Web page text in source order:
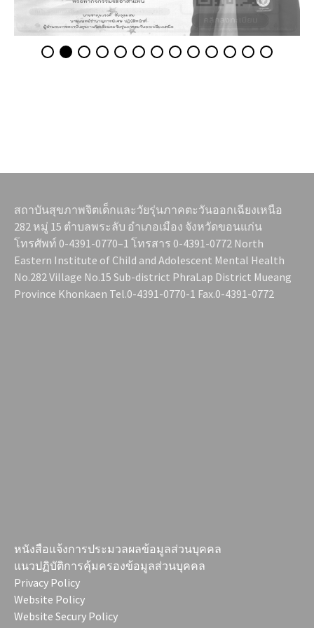
สถาบันสุขภาพจิตเด็กและวัยรุ่นภาคตะวันออกเฉียงเหนือ
282 หมู่ 15 ตำบลพระลับ อำเภอเมือง จังหวัดขอนแก่น
โทรศัพท์ 0-4391-0770–1 โทรสาร 0-4391-0772 North
Eastern Institute of Child and Adolescent Mental Health
No.282 Village No.15 Sub-district PhraLap District Mueang
Province Khonkaen Tel.0-4391-0770-1 Fax.0-4391-0772
หนังสือแจ้งการประมวลผลข้อมูลส่วนบุคคล
แนวปฏิบัติการคุ้มครองข้อมูลส่วนบุคคล
Privacy Policy
Website Policy
Website Secury Policy